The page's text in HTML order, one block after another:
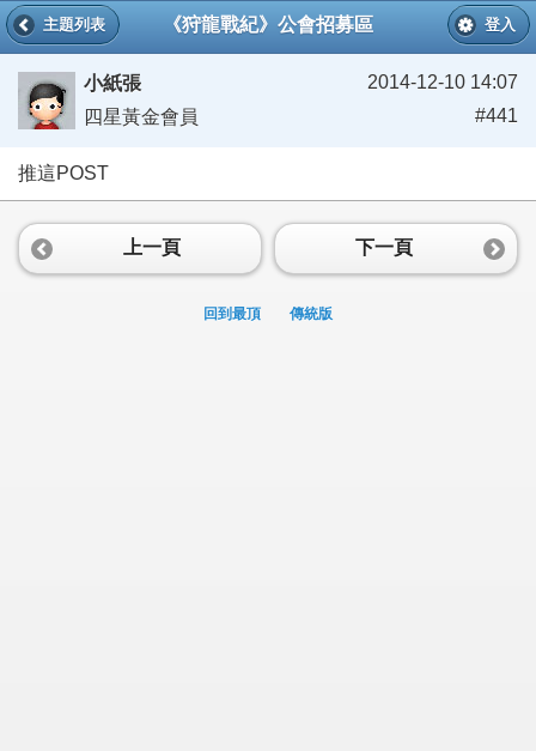
《狩龍戰紀》公會招募區
主題列表 登入
小紙張
四星黃金會員
2014-12-10 14:07
#441
推這POST
上一頁 下一頁
回到最頂 傳統版